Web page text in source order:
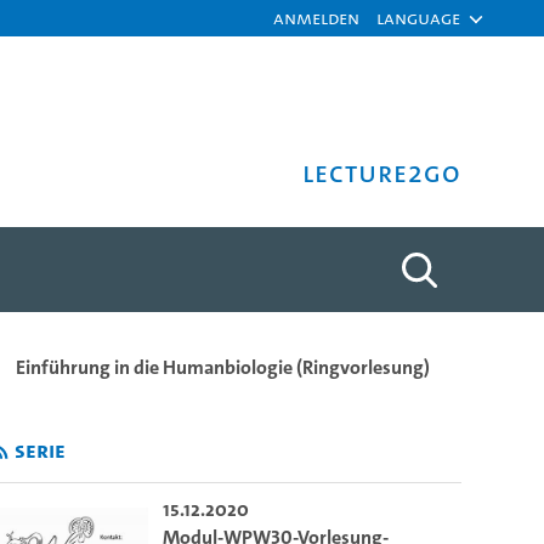
Anmelden Language
Lecture2Go
-
Einführung in die Humanbiologie (Ringvorlesung)
Serie
15.12.2020
Modul-WPW30-Vorlesung-